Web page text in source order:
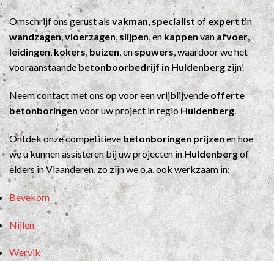
Omschrijf ons gerust alsvakman,specialistofexperttin
wandzagen,vloerzagen,slijpen, enkappenvanafvoer,
leidingen,kokers,buizen, enspuwers, waardoor we het
vooraanstaandebetonboorbedrijf in Huldenbergzijn!
Neem contact met ons op voor een vrijblijvendeofferte
betonboringenvoor uw project in regio Huldenberg.
Ontdek onze competitievebetonboringen prijzenen hoe
we u kunnen assisteren bij uw projecten inHuldenbergof
elders in Vlaanderen, zo zijn we o.a. ook werkzaam in:
Bevekom
Nijlen
Wervik